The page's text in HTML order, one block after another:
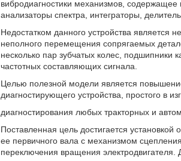
вибродиагностики механизмов, содержащее
анализаторы спектра, интеграторы,
Недостатком данного устройства является
неполного перемещения сопрягаемых
несколько пар зубчатых колес, подшипники
частотных составляющих сигнала.
Целью полезной модели является
диагностирующего устройства, простого в
диагностирования любых тракторных и
Поставленная цель достигается
ее первичного вала с механизмом
переключения вращения электродвигателя.